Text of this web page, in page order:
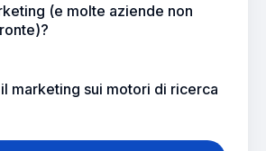
(e molte aziende non
marketing sui motori di ricerca